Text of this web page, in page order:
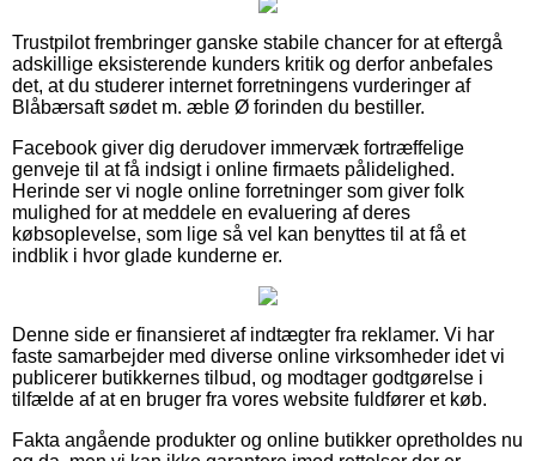
Trustpilot frembringer ganske stabile chancer for at eftergå
adskillige eksisterende kunders kritik og derfor anbefales
det, at du studerer internet forretningens vurderinger af
Blåbærsaft sødet m. æble Ø forinden du bestiller.
Facebook giver dig derudover immervæk fortræffelige
genveje til at få indsigt i online firmaets pålidelighed.
Herinde ser vi nogle online forretninger som giver folk
mulighed for at meddele en evaluering af deres
købsoplevelse, som lige så vel kan benyttes til at få et
indblik i hvor glade kunderne er.
Denne side er finansieret af indtægter fra reklamer. Vi har
faste samarbejder med diverse online virksomheder idet vi
publicerer butikkernes tilbud, og modtager godtgørelse i
tilfælde af at en bruger fra vores website fuldfører et køb.
Fakta angående produkter og online butikker opretholdes nu